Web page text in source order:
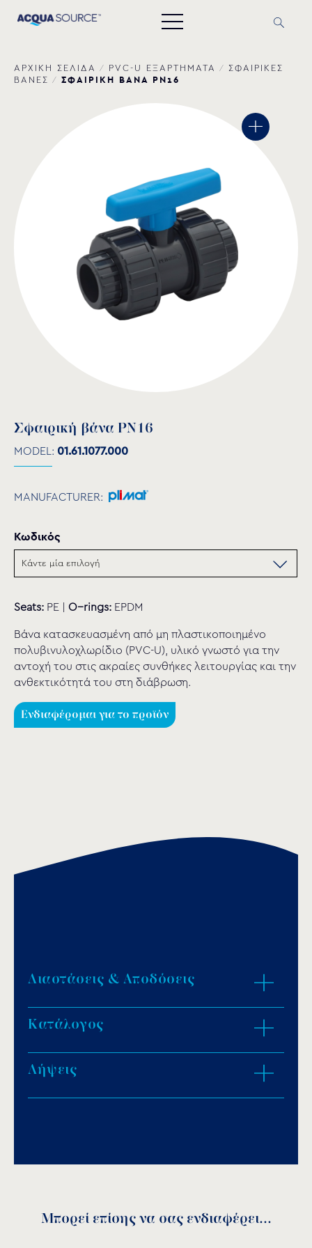
ΑΡΧΙΚΗ ΣΕΛΙΔΑ / PVC-U ΕΞΑΡΤΗΜΑΤΑ / ΣΦΑΙΡΙΚΕΣ
ΒΑΝΕΣ / ΣΦΑΙΡΙΚΗ ΒΑΝΑ PN16
Σφαιρική βάνα PN16
MODEL: 01.61.1077.000
MANUFACTURER:
Κωδικός
Seats: PE | O−rings: EPDM
Βάνα κατασκευασμένη από μη πλαστικοποιημένο
πολυβινυλοχλωρίδιο (PVC-U), υλικό γνωστό για την
αντοχή του στις ακραίες συνθήκες λειτουργίας και την
ανθεκτικότητά του στη διάβρωση.
Ενδιαφέρομαι για το προϊόν
Διαστάσεις & Αποδόσεις
Κατάλογος
Λήψεις
Μπορεί επίσης να σας ενδιαφέρει...